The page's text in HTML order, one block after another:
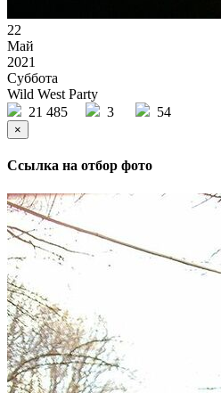
22
Май
2021
Суббота
Wild West Party
21 485
3 54
×
Ссылка на отбор фото